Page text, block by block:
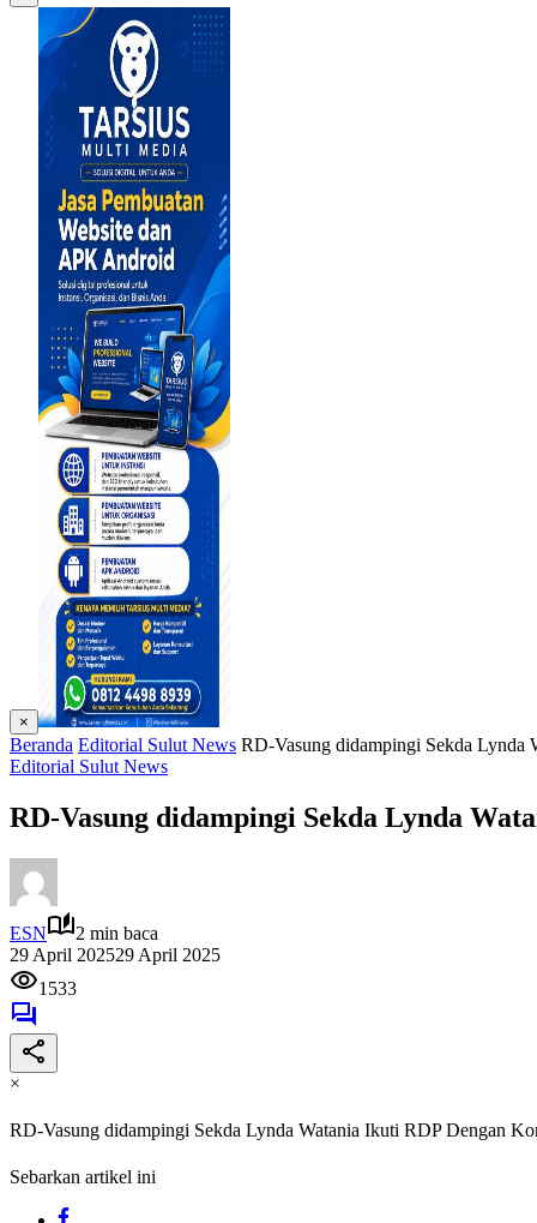
×
Beranda Editorial Sulut News RD-Vasung didampingi Sekda
Editorial Sulut News
RD-Vasung didampingi Sekda Lynda
ESN
2 min baca
29 April 202529 April 2025
1533
×
RD-Vasung didampingi Sekda Lynda Watania Ikuti RDP Dengan
Sebarkan artikel ini